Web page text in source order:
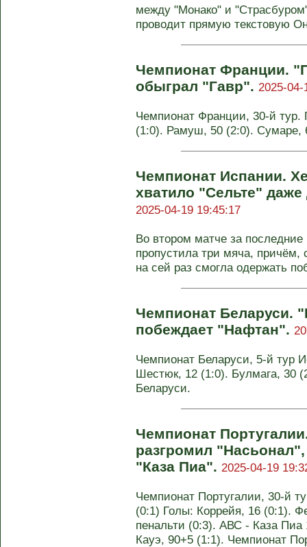
между "Монако" и
проводит прямую текстовую
Чемпионат Франции.
обыграл "Гавр". 2025-04-
Чемпионат Франции, 30-й
(1:0). Рамуш, 50 (2:0). Сумаре,
Чемпионат Испании.
хватило "Сельте"
2025-04-19 19:45:17
Во втором матче за
пропустила три мяча, причём,
на сей раз смогла одержать
Чемпионат Беларуси.
побеждает "Нафтан".
Чемпионат Беларуси, 5-й тур
Шестюк, 12 (1:0). Булмага, 30
Беларуси.
Чемпионат
разгромил
"Каза Пиа". 2025-04-19
Чемпионат Португалии, 30-й
(0:1) Голы: Коррейя, 16 (0:1).
пенальти (0:3). АВС - Каза
Кауэ, 90+5 (1:1). Чемпионат